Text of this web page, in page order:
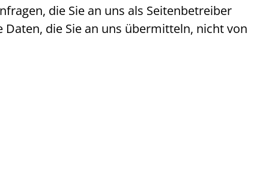
die Sie an uns als Seitenbetreiber
die Sie an uns übermitteln, nicht von